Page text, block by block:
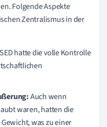
Folgende Aspekte
Zentralismus in der
hatte die volle Kontrolle
Auch wenn
waren, hatten die
was zu einer